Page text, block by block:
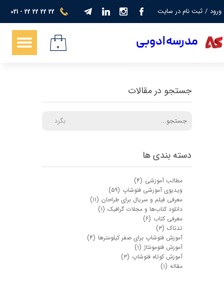
021 - 22 22 22 22 ورود / ثبت نام در سایت
حساب کاربری من
تغییر گذر واژه
خروج از حساب کاربری
​​​مدرسه ادوبی ۰
دسته بندی ها
مطالب آموزشی (۴)
ویدیوی آموزشی فتوشاپ (۵۹)
معرفی فیلم و سریال برای طراحان (۱۱)
دانلود کتاب‌ها و مجلات گرافیک (۱)
معرفی کتاب (۶)
تدتاک (۳)
آموزش فتوشاپ برای صفر کیلومترها (۴)
آموزش فتومونتاژ (۱)
آموزش کوتاه فتوشاپ (۳)
مقاله (۱)
جستجو در مقالات
بگرد